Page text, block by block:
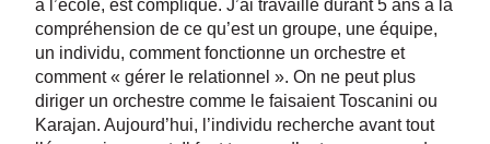
à l’école, est compliqué. J’ai travaillé durant 5 ans à la
compréhension de ce qu’est un groupe, une équipe,
un individu, comment fonctionne un orchestre et
comment « gérer le relationnel ». On ne peut plus
diriger un orchestre comme le faisaient Toscanini ou
Karajan. Aujourd’hui, l’individu recherche avant tout